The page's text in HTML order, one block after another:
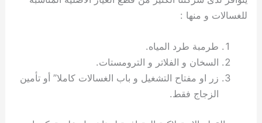
للغسالات و منها :
طرمبة طرد المياه.
السخان و الفلاتر و الترومستات.
زر او مفتاح التشغيل و باب الغسالات كاملا” أو تأمين
الزجاج فقط.